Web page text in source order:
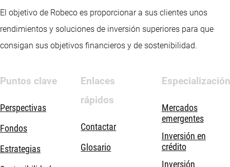
El objetivo de Robeco es proporcionar a sus clientes unos
rendimientos y soluciones de inversión superiores para que
consigan sus objetivos financieros y de sostenibilidad.
Puntos clave
Perspectivas
Fondos
Estrategias
Enlaces
rápidos
Contactar
Glosario
Especialización
Mercados
emergentes
Inversión en
crédito
Inversión